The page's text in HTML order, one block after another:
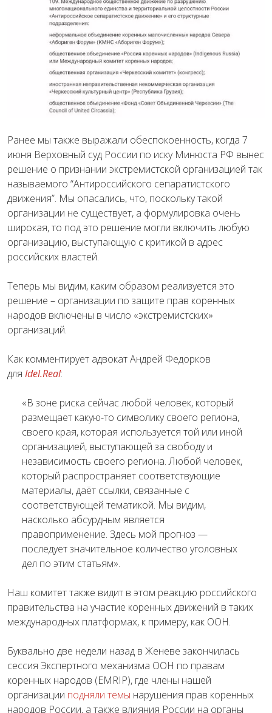
Ранее мы также выражали обеспокоенность, когда 7
июня Верховный суд России по иску Минюста РФ вынес
решение о признании экстремистской организацией так
называемого “Антироссийского сепаратистского
движения”. Мы опасались, что, поскольку такой
организации не существует, а формулировка очень
широкая, то под это решение могли включить любую
организацию, выступающую с критикой в адрес
российских властей.
Теперь мы видим, каким образом реализуется это
решение – организации по защите прав коренных
народов включены в число «экстремистских»
организаций.
Как комментирует адвокат Андрей Федорков
для Idel.Real:
«В зоне риска сейчас любой человек, который
размещает какую-то символику своего региона,
своего края, которая используется той или иной
организацией, выступающей за свободу и
независимость своего региона. Любой человек,
который распространяет соответствующие
материалы, даёт ссылки, связанные с
соответствующей тематикой. Мы видим,
насколько абсурдным является
правоприменение. Здесь мой прогноз —
последует значительное количество уголовных
дел по этим статьям».
Наш комитет также видит в этом реакцию российского
правительства на участие коренных движений в таких
международных платформах, к примеру, как ООН.
Буквально две недели назад в Женеве закончилась
сессия Экспертного механизма ООН по правам
коренных народов (EMRIP), где члены нашей
организации подняли темы нарушения прав коренных
народов России, а также влияния России на органы